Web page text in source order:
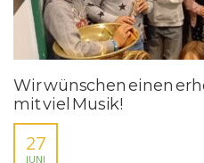
Wir wünschen einen
mit viel Musik!
27
JUNI